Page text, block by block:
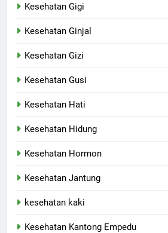
Kesehatan Gigi
Kesehatan Ginjal
Kesehatan Gizi
Kesehatan Gusi
Kesehatan Hati
Kesehatan Hidung
Kesehatan Hormon
Kesehatan Jantung
kesehatan kaki
Kesehatan Kantong Empedu